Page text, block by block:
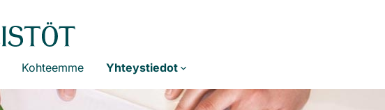
Kohteemme Yhteystiedot